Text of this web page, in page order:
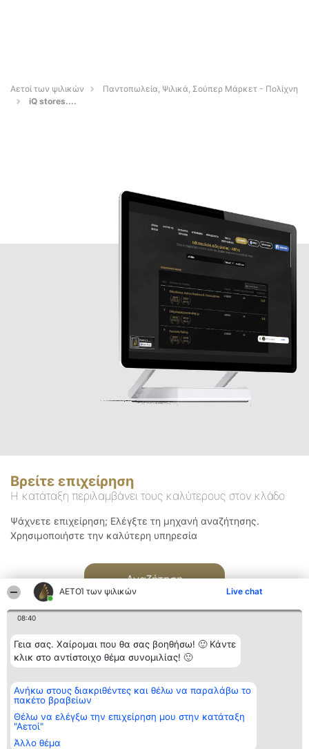
ΑΕΤΟΊ των ψιλικών Live chat
08:40
Γεια σας. Χαίρομαι που θα σας βοηθήσω! 🙂 Κάντε
κλικ στο αντίστοιχο θέμα συνομιλίας! 🙂
Ανήκω στους διακριθέντες και θέλω να παραλάβω το
πακέτο βραβείων
Θέλω να ελέγξω την επιχείρηση μου στην κατάταξη
"Αετοί"
Άλλο θέμα
Αετοί των ψιλικών
Παντοπωλεία, Ψιλικά, Σούπερ Μάρκετ - Πολίχνη
iQ stores....
Βρείτε επιχείρηση
Η κατάταξη περιλαμβάνει τους καλύτερους στον κλάδο
Ψάχνετε επιχείρηση; Ελέγξτε τη μηχανή αναζήτησης.
Χρησιμοποιήστε την καλύτερη υπηρεσία
Αναζήτηση
Διοργανωτής της
κατάταξης
BEAUTIFUL COMPANY
ΤΗΛ. ΕΠΙΚΟΙΝΩΝΙΑΣ:
2104128019
email:
Κατάταξη
Διακριθέντες
των
διακριθέντων
Επικοινωνία
Επικοινωνία